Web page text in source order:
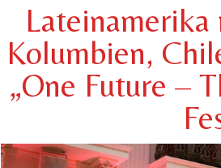
Kolumbien,
„One Future –